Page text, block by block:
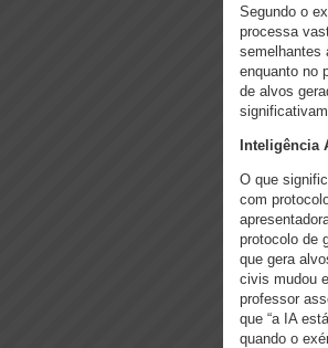
Segundo o
processa
semelhantes
enquanto no
de alvos
Inteligência
O que
com
protocolo de
que gera
civis mudou
professor
que “a IA
quando o